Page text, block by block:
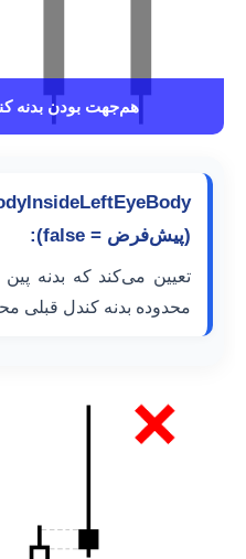
هم‌جهت بودن بدنه
(پیش‌فرض = false):
تعیین می‌کند که بدنه
محدوده بدنه کندل قبلی